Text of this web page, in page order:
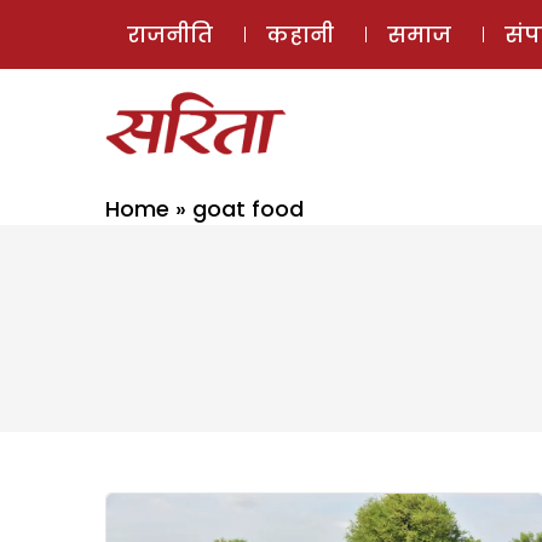
राजनीति कहानी समाज
Home » goat food